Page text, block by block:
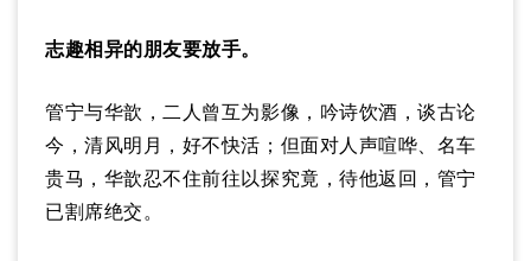
志趣相异的朋友要放手。
管宁与华歆，二人曾互为影像，吟诗饮酒，谈古论
今，清风明月，好不快活；但面对人声喧哗、名车
贵马，华歆忍不住前往以探究竟，待他返回，管宁
已割席绝交。